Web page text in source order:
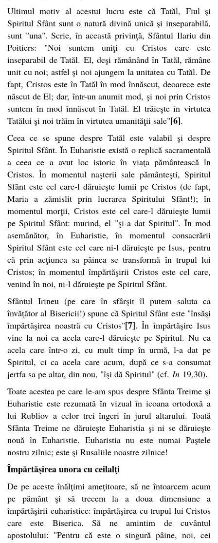
Ultimul motiv al acestui lucru este că Tatăl, Fiul şi
Spiritul Sfânt sunt o natură divină unică şi inseparabilă,
sunt "una". Scrie, în această privinţă, Sfântul Ilariu din
Poitiers: "Noi suntem uniţi cu Cristos care este
inseparabil de Tatăl. El, deşi rămânând în Tatăl, rămâne
unit cu noi; astfel şi noi ajungem la unitatea cu Tatăl. De
fapt, Cristos este în Tatăl în mod înnăscut, deoarece este
născut de El; dar, într-un anumit mod, şi noi prin Cristos
suntem în mod înnăscut în Tatăl. El trăieşte în virtutea
Tatălui şi noi trăim în virtutea umanităţii sale"[6].
Ceea ce se spune despre Tatăl este valabil şi despre
Spiritul Sfânt. În Euharistie există o replică sacramentală
a ceea ce a avut loc istoric în viaţa pământească în
Cristos. În momentul naşterii sale pământeşti, Spiritul
Sfânt este cel care-l dăruieşte lumii pe Cristos (de fapt,
Maria a zămislit prin lucrarea Spiritului Sfânt!); în
momentul morţii, Cristos este cel care-l dăruieşte lumii
pe Spiritul Sfânt: murind, el "şi-a dat Spiritul". În mod
asemănător, în Euharistie, în momentul consacrării
Spiritul Sfânt este cel care ni-l dăruieşte pe Isus, pentru
că prin acţiunea sa pâinea se transformă în trupul lui
Cristos; în momentul împărtăşirii Cristos este cel care,
venind în noi, ni-l dăruieşte pe Spiritul Sfânt.
Sfântul Irineu (pe care în sfârşit îl putem saluta ca
învăţător al Bisericii!) spune că Spiritul Sfânt este "însăşi
împărtăşirea noastră cu Cristos"[7]. În împărtăşire Isus
vine la noi ca acela care-l dăruieşte pe Spiritul. Nu ca
acela care într-o zi, cu mult timp în urmă, l-a dat pe
Spiritul, ci ca acela care acum, după ce s-a consumat
jertfa sa pe altar, din nou, "îşi dă Spiritul" (cf. In 19,30).
Toate acestea pe care le-am spus despre Sfânta Treime şi
Euharistie este rezumată în vizual în icoana ortodoxă a
lui Rubliov a celor trei îngeri în jurul altarului. Toată
Sfânta Treime ne dăruieşte Euharistia şi ni se dăruieşte
nouă în Euharistie. Euharistia nu este numai Paştele
nostru zilnic; este şi Rusaliile noastre zilnice!
Împărtăşirea unora cu ceilalţi
De pe aceste înălţimi ameţitoare, să ne întoarcem acum
pe pământ şi să trecem la a doua dimensiune a
împărtăşirii euharistice: împărtăşirea cu trupul lui Cristos
care este Biserica. Să ne amintim de cuvântul
apostolului: "Pentru că este o singură pâine, noi, cei